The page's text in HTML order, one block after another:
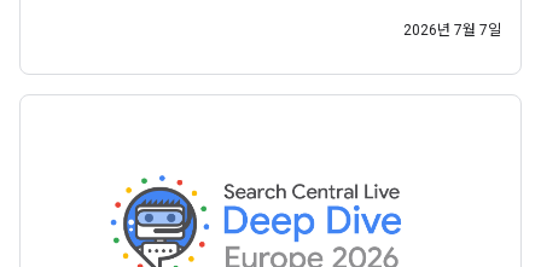
트 소유자와 크리에이터가 Google 검색 및 디스커버에서2026년 7월 7일